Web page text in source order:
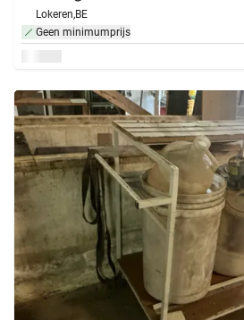
Lokeren,BE
Geen minimumprijs